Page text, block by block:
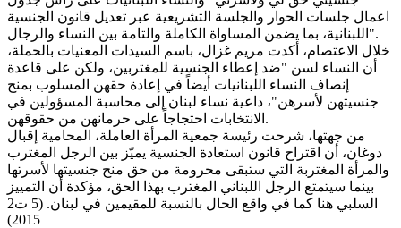
اعمال جلسات الحوار والجلسة التشريعية عبر تعديل قانون الجنسية
اللبنانية، بما يضمن المساواة الكاملة والتامة بين النساء والرجال".
خلال الاعتصام، أكدت مريم غزال، باسم السيدات المعنيات بالحملة،
أن النساء لسن "ضد إعطاء الجنسية للمغتربين، ولكن على قاعدة
إنصاف النساء اللبنانيات أيضاً في إعادة حقهن المسلوب بمنح
جنسيتهن لأسرهن"، داعية نساء لبنان إلى محاسبة المسؤولين في
الانتخابات احتجاجاً على حرمانهن من حقوقهن.
من جهتها، شرحت رئيسة جمعية المرأة العاملة، المحامية إقبال
دوغان، أن اقتراح قانون استعادة الجنسية يميّز بين الرجل المغترب
والمرأة المغتربة التي ستبقى محرومة من حق منح جنسيتها لأسرتها
بينما سيتمتع الرجل اللبناني المغترب بهذا الحق، مؤكدة أن التمييز
السلبي هنا كما في واقع الحال بالنسبة للمقيمين في لبنان. (5 ت2
2015)